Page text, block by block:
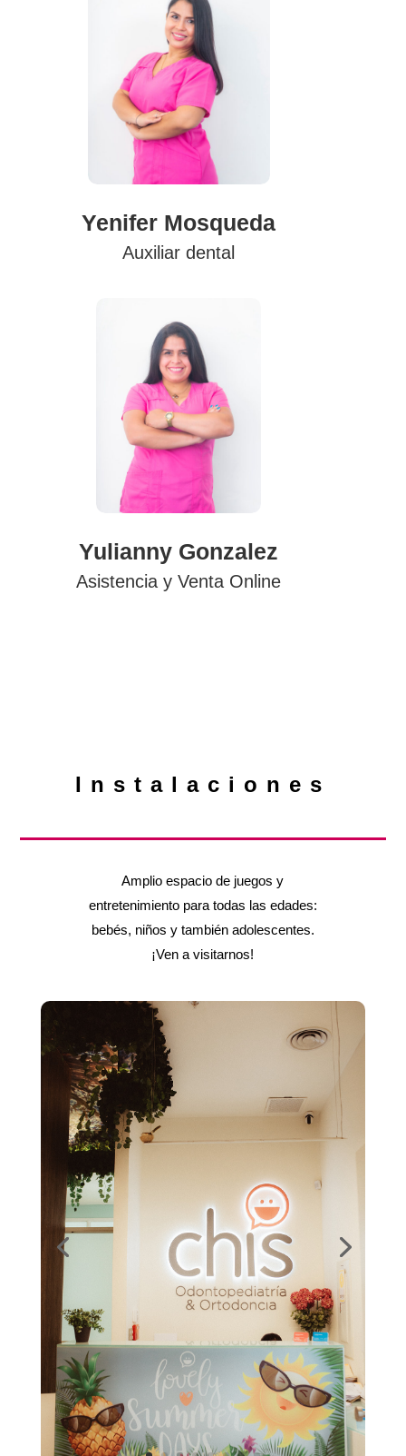
Yenifer Mosqueda
Auxiliar dental
Yulianny Gonzalez
Asistencia y Venta Online
Instalaciones
Amplio espacio de juegos y
entretenimiento para todas las edades:
bebés, niños y también adolescentes.
¡Ven a visitarnos!